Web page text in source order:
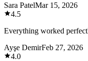
Sara PatelMar 15, 2026
4.5
Everything worked
Ayşe DemirFeb 27, 2026
4.0